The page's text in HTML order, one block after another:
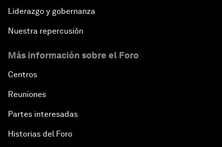
Liderazgo y gobernanza
Nuestra repercusión
Más información sobre el Foro
Centros
Reuniones
Partes interesadas
Historias del Foro